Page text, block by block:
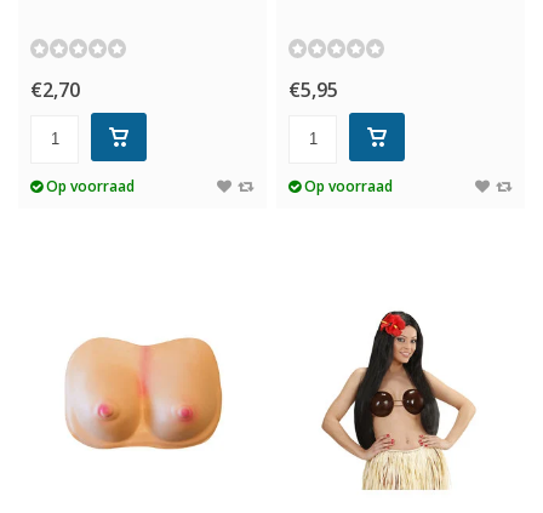
€2,70
Op voorraad
€5,95
Op voorraad